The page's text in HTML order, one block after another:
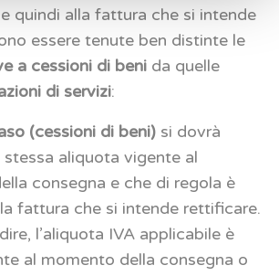
e quindi alla fattura che si intende
essere tenute ben distinte le
a cessioni di beni da quelle
di servizi:
(cessioni di beni) si dovrà
stessa aliquota vigente al
consegna e che di regola è
fattura che si intende rettificare.
l’aliquota IVA applicabile è
al momento della consegna o